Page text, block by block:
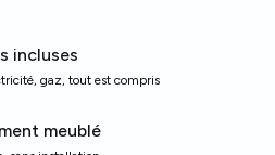
Le logement fait 120
parfait pour une colocation où
professionnels
et bien situé à Milan.
incluses
gaz, tout est compris
meublé